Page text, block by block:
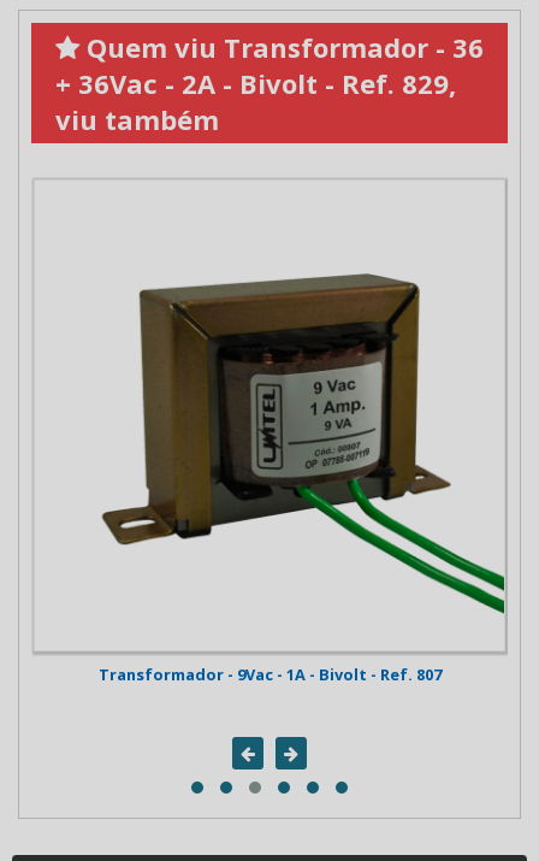
Quem viu Transformador - 36
+ 36Vac - 2A - Bivolt - Ref. 829,
viu também
Transformador - 9Vac - 1A - Bivolt - Ref. 807